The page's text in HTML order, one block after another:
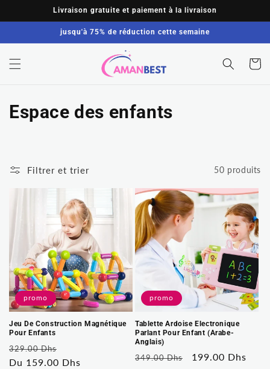
au
Livraison gratuite et paiement à la livraison
jusqu'à 75% de réduction cette semaine
Panier
C
e
c
t
i
o
n
:
Espace des enfants
Filtrer et trier 50 produits
promo
Jeu De Construction Magnétique
Pour Enfants
Prix
habituel
329.00 Dhs
soldé
Du 159.00 Dhs
promo
Tablette Ardoise Electronique
Parlant Pour Enfant (Arabe-
Anglais)
Prix
349.00 Dhs
Prix
199.00 Dhs